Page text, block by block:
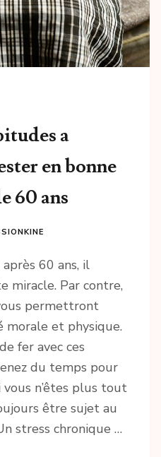
a
en bonne
60 ans
60 ans, il
miracle. Par contre,
permettront
morale et physique.
fer avec ces
du temps pour
n’êtes plus tout
être sujet au
stress chronique …